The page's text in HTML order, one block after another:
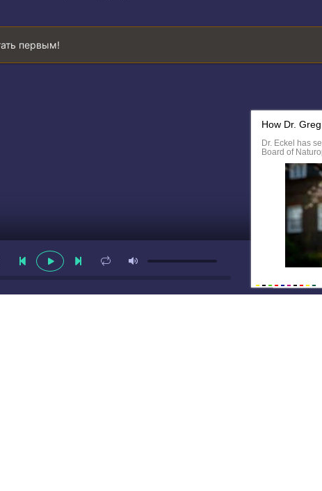
первым!